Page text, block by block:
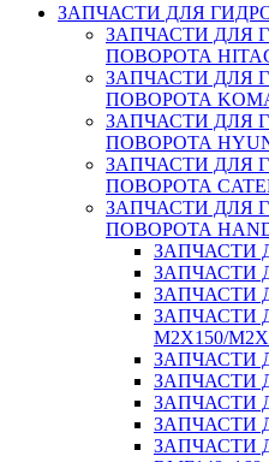
ЗАПЧАСТИ ДЛЯ
ЗАПЧАСТИ ДЛЯ
ПОВОРОТА
ЗАПЧАСТИ ДЛЯ
ПОВОРОТА
ЗАПЧАСТИ ДЛЯ
ПОВОРОТА
ЗАПЧАСТИ ДЛЯ
ПОВОРОТА
ЗАПЧАСТИ ДЛЯ
ПОВОРОТА
ЗАПЧАСТИ
ЗАПЧАСТИ
ЗАПЧАСТИ
ЗАПЧАСТИ
M2X150/
ЗАПЧАСТИ
ЗАПЧАСТИ
ЗАПЧАСТИ
ЗАПЧАСТИ
ЗАПЧАСТИ